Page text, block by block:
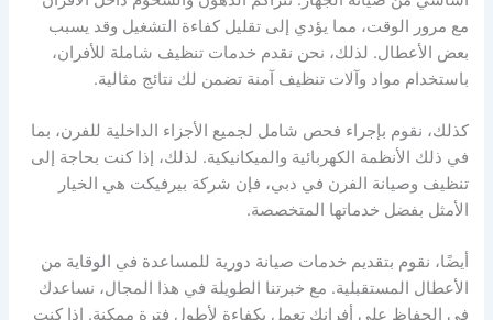
مع مرور الوقت، مما يؤدي إلى تقليل كفاءة التشغيل وقد يسبب
بعض الأعطال. لذلك، نحن نقدم خدمات تنظيف شاملة للأفران،
باستخدام مواد وآلات تنظيف آمنة تضمن لك نتائج مثالية.
كذلك، نقوم بإجراء فحص شامل لجميع الأجزاء الداخلية للفرن، بما
في ذلك الأنظمة الكهربائية والميكانيكية. لذلك، إذا كنت بحاجة إلى
تنظيف وصيانة الفرن في دبي، فإن شركة بيرفيكت هي الخيار
الأمثل بفضل خدماتها المتخصصة.
أيضًا، نقوم بتقديم خدمات صيانة دورية للمساعدة في الوقاية من
الأعطال المستقبلية. مع خبرتنا الطويلة في هذا المجال، نساعدك
في الحفاظ على أفرانك تعمل بكفاءة لأطول فترة ممكنة. إذا كنت